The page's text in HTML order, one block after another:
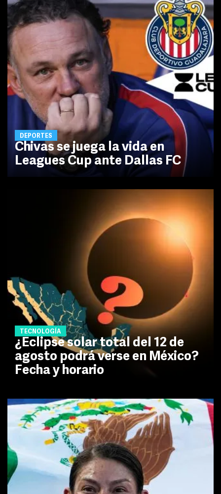
DEPORTES
Chivas se juega la vida en
Leagues Cup ante Dallas FC
TECNOLOGÍA
¿Eclipse solar total del 12 de
agosto podrá verse en México?
Fecha y horario